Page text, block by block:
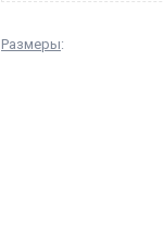
Размеры: